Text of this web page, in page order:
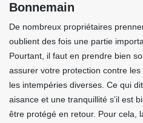
Bonnemain
De nombreux propriétaires
oublient des fois une partie
Pourtant, il faut en prendre bien
assurer votre protection contre
les intempéries diverses. Ce qui
aisance et une tranquillité s’il est
être protégé en retour. Pour cela,